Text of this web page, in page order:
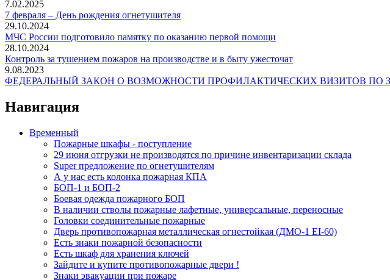
7.02.2025
7 февраля – День рождения огнетушителя
29.10.2024
МЧС России подготовило памятку по оказанию первой помощи
28.10.2024
Контроль за тушением пожаров на производстве и в быту ужесточат
9.08.2023
ФЕДЕРАЛЬНЫЙ ЗАКОН О ВОЗМОЖНОСТИ ПРОФИЛАКТИЧЕСКИХ ВИЗИТОВ
Навигация
Временный
Пожарные шкафы - поступление
29 июня отгрузки не производятся по причине инвентаризации склада
Super предложение по огнетушителям
А у нас есть колонка пожарная КПА
БОП-1 и БОП-2
Боевая одежда пожарного БОП
В наличии стволы пожарные лафетные, универсальные, переносные
Головки соединительные пожарные
Дверь противопожарная металлическая огнестойкая (ДМО-1 EI-60)
Есть знаки пожарной безопасности
Есть шкаф для хранения ключей
Зайдите и купите противопожарные двери !
Знаки эвакуации при пожаре